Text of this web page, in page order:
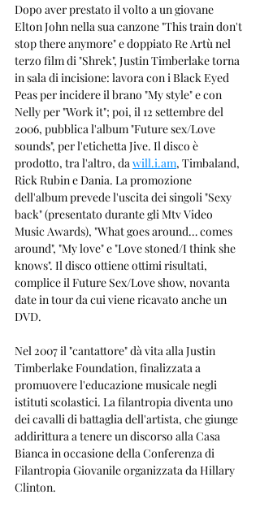
Dopo aver prestato il volto a un giovane
Elton John nella sua canzone "This train don't
stop there anymore" e doppiato Re Artù nel
terzo film di "Shrek", Justin Timberlake torna
in sala di incisione: lavora con i Black Eyed
Peas per incidere il brano "My style" e con
Nelly per "Work it"; poi, il 12 settembre del
2006, pubblica l'album "Future sex/Love
sounds", per l'etichetta Jive. Il disco è
prodotto, tra l'altro, da will.i.am, Timbaland,
Rick Rubin e Dania. La promozione
dell'album prevede l'uscita dei singoli "Sexy
back" (presentato durante gli Mtv Video
Music Awards), "What goes around… comes
around", "My love" e "Love stoned/I think she
knows". Il disco ottiene ottimi risultati,
complice il Future Sex/Love show, novanta
date in tour da cui viene ricavato anche un
DVD.
Nel 2007 il "cantattore" dà vita alla Justin
Timberlake Foundation, finalizzata a
promuovere l'educazione musicale negli
istituti scolastici. La filantropia diventa uno
dei cavalli di battaglia dell'artista, che giunge
addirittura a tenere un discorso alla Casa
Bianca in occasione della Conferenza di
Filantropia Giovanile organizzata da Hillary
Clinton.